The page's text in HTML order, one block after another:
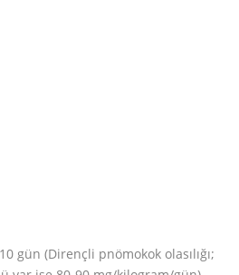
gün (Dirençli pnömokok olasılığı;